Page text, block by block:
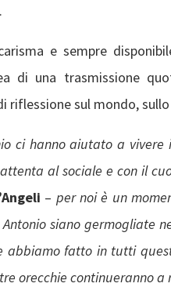
e sempre
di una trasmissione
riflessione sul mondo,
ci hanno aiutato a
al sociale e con il
– per noi è un
siano germogliate
fatto in tutti
orecchie continueranno